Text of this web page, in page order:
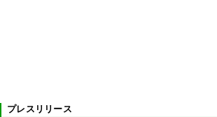
プレスリリース